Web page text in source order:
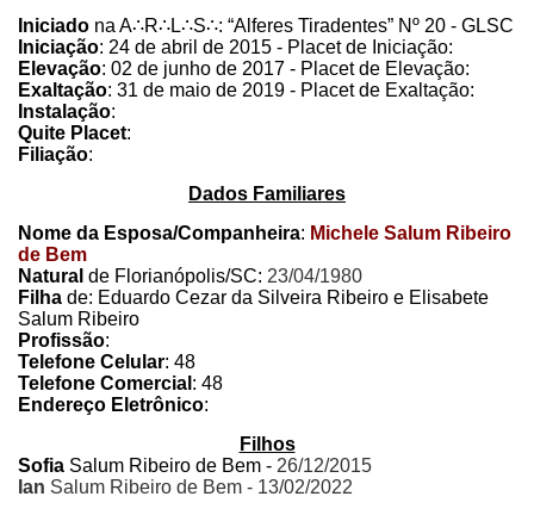
Iniciado na A∴R∴L∴S∴: “Alferes Tiradentes” Nº 20 - GLSC
Iniciação: 24 de abril de 2015 - Placet de Iniciação:
Elevação: 02 de junho de 2017 - Placet de Elevação:
Exaltação: 31 de maio de 2019 - Placet de Exaltação:
Instalação:
Quite Placet:
Filiação:
Dados Familiares
Nome da Esposa/Companheira: Michele Salum Ribeiro
de Bem
Natural de Florianópolis/SC: 23/04/1980
Filha de: Eduardo Cezar da Silveira Ribeiro e Elisabete
Salum Ribeiro
Profissão:
Telefone Celular: 48
Telefone Comercial : 48
Endereço Eletrônico:
Filhos
Sofia Salum Ribeiro de Bem - 26/12/2015
Ian Salum Ribeiro de Bem - 13/02/2022